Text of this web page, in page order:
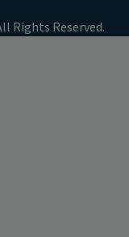
Rights Reserved.